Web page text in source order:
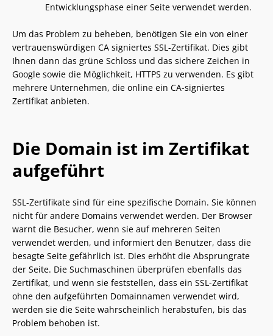
Entwicklungsphase einer Seite verwendet werden.
Um das Problem zu beheben, benötigen Sie ein von einer
vertrauenswürdigen CA signiertes SSL-Zertifikat. Dies gibt
Ihnen dann das grüne Schloss und das sichere Zeichen in
Google sowie die Möglichkeit, HTTPS zu verwenden. Es gibt
mehrere Unternehmen, die online ein CA-signiertes
Zertifikat anbieten.
Die Domain ist im Zertifikat
aufgeführt
SSL-Zertifikate sind für eine spezifische Domain. Sie können
nicht für andere Domains verwendet werden. Der Browser
warnt die Besucher, wenn sie auf mehreren Seiten
verwendet werden, und informiert den Benutzer, dass die
besagte Seite gefährlich ist. Dies erhöht die Absprungrate
der Seite. Die Suchmaschinen überprüfen ebenfalls das
Zertifikat, und wenn sie feststellen, dass ein SSL-Zertifikat
ohne den aufgeführten Domainnamen verwendet wird,
werden sie die Seite wahrscheinlich herabstufen, bis das
Problem behoben ist.